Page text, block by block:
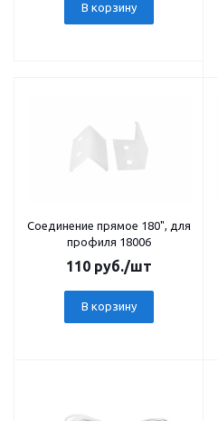
В корзину
Соединение прямое 180", для
профиля 18006
110 руб./шт
В корзину